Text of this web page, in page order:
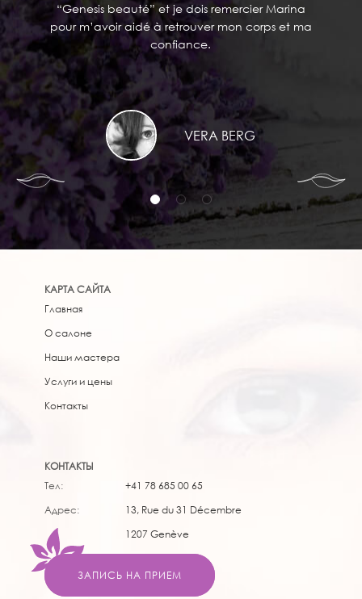
“Genesis beauté” et je dois remercier Marina
pour m’avoir aidé à retrouver mon corps et ma
confiance.
VERA BERG
КАРТА САЙТА
Главная
О салоне
Наши мастера
Услуги и цены
Контакты
КОНТАКТЫ
Тел:
+41 78 685 00 65
Адрес:
13, Rue du 31 Décembre
1207 Genève
ЗАПИСЬ НА ПРИЕМ